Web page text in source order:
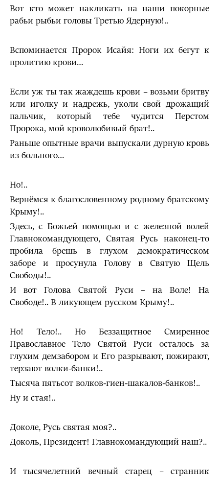
Вот кто может накликать на наши покорные
рабьи рыбьи головы Третью Ядерную!..
Вспоминается Пророк Исайя: Ноги их бегут к
пролитию крови…
Если уж ты так жаждешь крови – возьми бритву
или иголку и надрежь, уколи свой дрожащий
пальчик, который тебе чудится Перстом
Пророка, мой кроволюбивый брат!..
Раньше опытные врачи выпускали дурную кровь
из больного…
Но!..
Вернёмся к благословенному родному братскому
Крыму!..
Здесь, с Божьей помощью и с железной волей
Главнокомандующего, Святая Русь наконец-то
пробила брешь в глухом демократическом
заборе и просунула Голову в Святую Щель
Свободы!..
И вот Голова Святой Руси – на Воле! На
Свободе!.. В ликующем русском Крыму!..
Но! Тело!.. Но Беззащитное Смиренное
Православное Тело Святой Руси осталось за
глухим демзабором и Его разрывают, пожирают,
терзают волки-банки!..
Тысяча пятьсот волков-гиен-шакалов-банков!..
Ну и стая!..
Доколе, Русь святая моя?..
Доколь, Президент! Главнокомандующий наш?..
И тысячелетний вечный старец – странник